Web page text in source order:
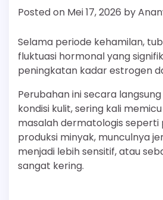
Posted on Mei 17, 2026 by
Selama periode kehamilan,
fluktuasi hormonal yang
peningkatan kadar estrogen
Perubahan ini secara
kondisi kulit, sering kali
masalah dermatologis seperti
produksi minyak, munculnya
menjadi lebih sensitif, atau
sangat kering.